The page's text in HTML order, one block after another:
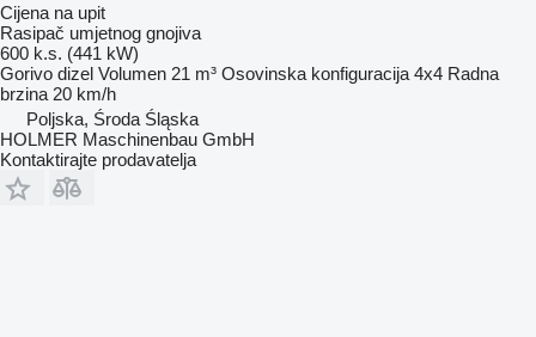
Cijena na upit
Rasipač umjetnog gnojiva
600 k.s. (441 kW)
Gorivo dizel Volumen 21 m³ Osovinska konfiguracija 4x4 Radna
brzina 20 km/h
Poljska, Środa Śląska
HOLMER Maschinenbau GmbH
Kontaktirajte prodavatelja